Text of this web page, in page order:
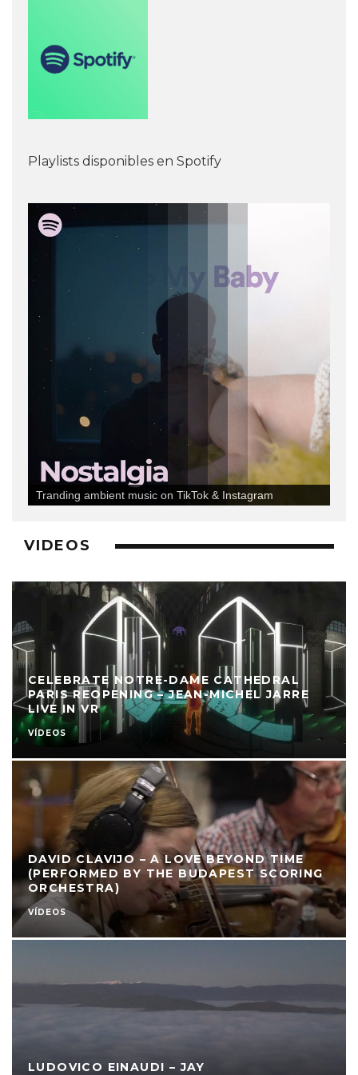
Playlists disponibles en Spotify
Tranding ambient music on TikTok & Instagram
VIDEOS
CELEBRATE NOTRE-DAME CATHEDRAL
PARIS REOPENING – JEAN-MICHEL JARRE
LIVE IN VR
VÍDEOS
DAVID CLAVIJO – A LOVE BEYOND TIME
(PERFORMED BY THE BUDAPEST SCORING
ORCHESTRA)
VÍDEOS
LUDOVICO EINAUDI – JAY